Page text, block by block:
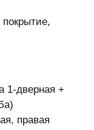
1-дверная +
правая